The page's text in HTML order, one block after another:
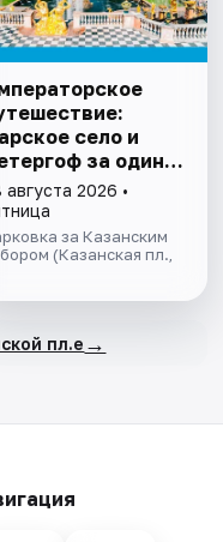
село и
за один
августа 2026 •
за Казанским
(Казанская пл.,
пл.е →